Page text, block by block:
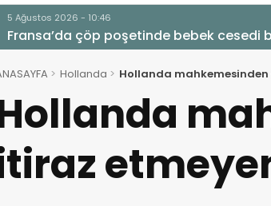
5 Ağustos 2026 - 10:46
Fransa’da çöp poşetinde bebek cesedi
Hollanda Hollanda